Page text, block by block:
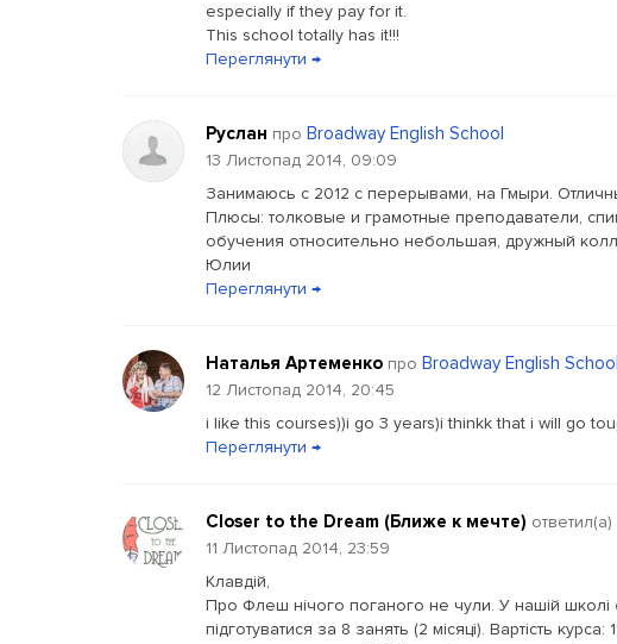
especially if they pay for it.
This school totally has it!!!
Переглянути →
Руслан про Broadway English School
13 Листопад 2014, 09:09
Занимаюсь с 2012 с перерывами, на Гмыри.
Плюсы: толковые и грамотные преподаватели,
обучения относительно небольшая, дружный
Юлии
Переглянути →
Наталья Артеменко про Broadway English School
12 Листопад 2014, 20:45
i like this courses))i go 3 years)i thinkk that i will go
Переглянути →
Closer to the Dream (Ближе к мечте) ответил(a)
11 Листопад 2014, 23:59
Клавдій,
Про Флеш нічого поганого не чули. У нашій школі
підготуватися за 8 занять (2 місяці). Вартість